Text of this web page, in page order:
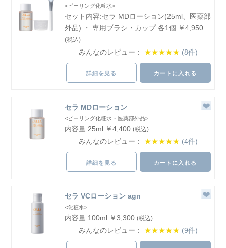
<ピーリング化粧水>
セット内容:セラ MDローション(25ml、医薬部
外品) ・ 専用ブラシ・カップ 各1個 ￥4,950
(税込)
みんなのレビュー： ★★★★★ (8件)
詳細を見る カートに入れる
セラ MDローション
<ピーリング化粧水・医薬部外品>
内容量:25ml ￥4,400 (税込)
みんなのレビュー： ★★★★★ (4件)
詳細を見る カートに入れる
セラ VCローション agn
<化粧水>
内容量:100ml ￥3,300 (税込)
みんなのレビュー： ★★★★★ (9件)